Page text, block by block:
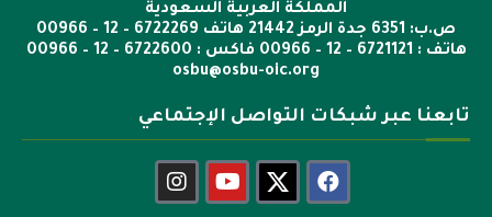
المملكة العربية السعودية
ص.ب: 6351 جدة الرمز 21442 هاتف 6722269 – 12 – 00966
هاتف : 6721121 – 12 – 00966 فاكس : 6722600 – 12 – 00966
osbu@osbu-oic.org
تابعنا عبر شبكات التواصل الإجتماعي